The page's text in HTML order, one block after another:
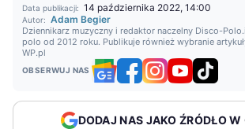
Data publikacji: 14 października 2022, 14:00
Autor: Adam Begier
Dziennikarz muzyczny i redaktor naczelny Disco-
polo od 2012 roku. Publikuje również wybranie
WP.pl
OBSERWUJ NAS
DODAJ NAS JAKO ŹRÓDŁO W